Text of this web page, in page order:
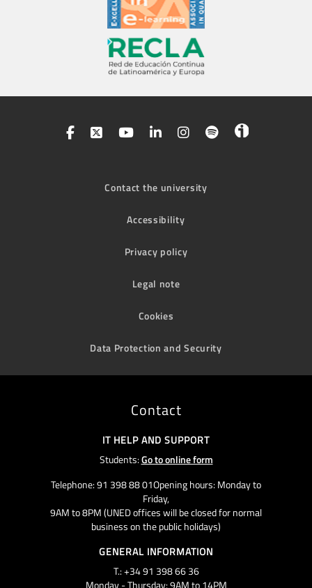
Contact the university
Accessibility
Privacy policy
Legal note
Cookies
Data Protection and Security
Contact
IT HELP AND SUPPORT
Students:Go to online form
Telephone: 91 398 88 01Opening hours: Monday to
Friday,
9AM to 8PM (UNED offices will be closed for normal
business on the public holidays)
GENERAL INFORMATION
T.: +34 91 398 66 36
Monday - Thursday: 9AM to 14PM